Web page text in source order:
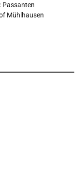
Passanten
Mühlhausen